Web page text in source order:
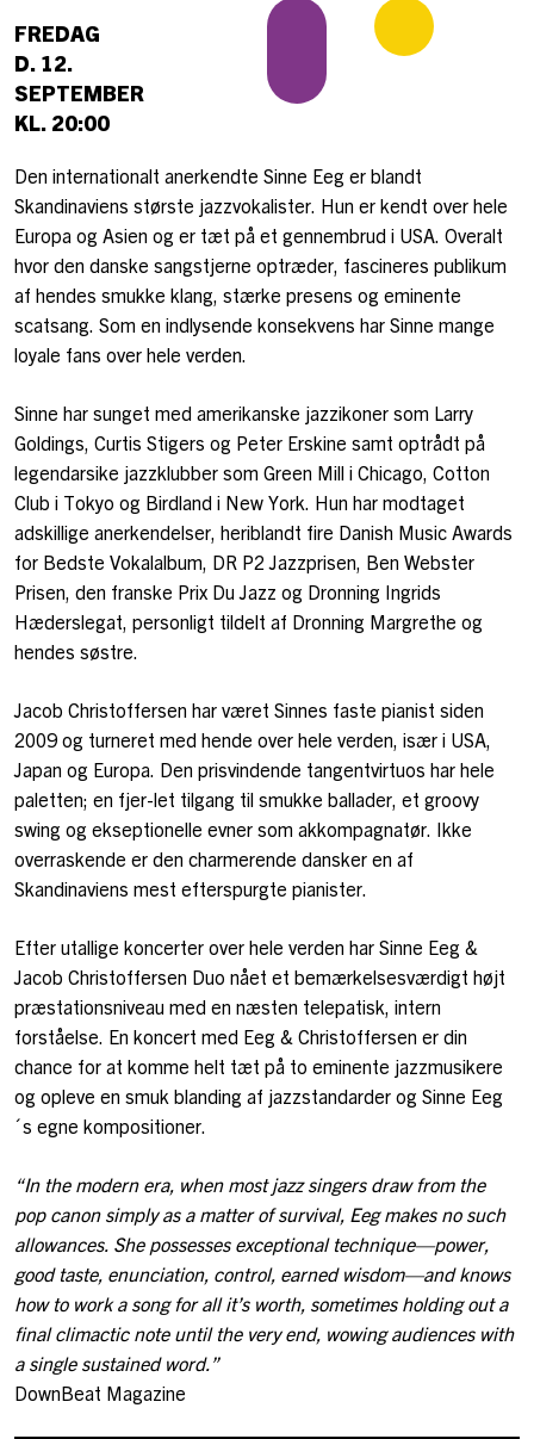
FREDAG
D. 12.
SEPTEMBER
KL. 20:00
Den internationalt anerkendte Sinne Eeg er blandt
Skandinaviens største jazzvokalister. Hun er kendt over hele
Europa og Asien og er tæt på et gennembrud i USA. Overalt
hvor den danske sangstjerne optræder, fascineres publikum
af hendes smukke klang, stærke presens og eminente
scatsang. Som en indlysende konsekvens har Sinne mange
loyale fans over hele verden.
Sinne har sunget med amerikanske jazzikoner som Larry
Goldings, Curtis Stigers og Peter Erskine samt optrådt på
legendarsike jazzklubber som Green Mill i Chicago, Cotton
Club i Tokyo og Birdland i New York. Hun har modtaget
adskillige anerkendelser, heriblandt fire Danish Music Awards
for Bedste Vokalalbum, DR P2 Jazzprisen, Ben Webster
Prisen, den franske Prix Du Jazz og Dronning Ingrids
Hæderslegat, personligt tildelt af Dronning Margrethe og
hendes søstre.
Jacob Christoffersen har været Sinnes faste pianist siden
2009 og turneret med hende over hele verden, især i USA,
Japan og Europa. Den prisvindende tangentvirtuos har hele
paletten; en fjer-let tilgang til smukke ballader, et groovy
swing og ekseptionelle evner som akkompagnatør. Ikke
overraskende er den charmerende dansker en af ​​
Skandinaviens mest efterspurgte pianister.
Efter utallige koncerter over hele verden har Sinne Eeg &
Jacob Christoffersen Duo nået et bemærkelsesværdigt højt
præstationsniveau med en næsten telepatisk, intern
forståelse. En koncert med Eeg & Christoffersen er din
chance for at komme helt tæt på to eminente jazzmusikere
og opleve en smuk blanding af jazzstandarder og Sinne Eeg
´s egne kompositioner.
“In the modern era, when most jazz singers draw from the
pop canon simply as a matter of survival, Eeg makes no such
allowances. She possesses exceptional technique—power,
good taste, enunciation, control, earned wisdom—and knows
how to work a song for all it’s worth, sometimes holding out a
final climactic note until the very end, wowing audiences with
a single sustained word.”
DownBeat Magazine